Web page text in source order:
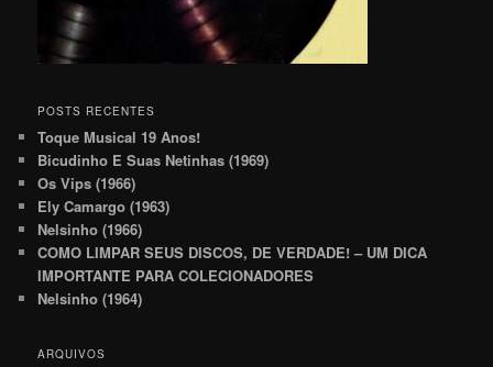
POSTS RECENTES
Toque Musical 19 Anos!
Bicudinho E Suas Netinhas (1969)
Os Vips (1966)
Ely Camargo (1963)
Nelsinho (1966)
COMO LIMPAR SEUS DISCOS, DE VERDADE! – UM DICA
IMPORTANTE PARA COLECIONADORES
Nelsinho (1964)
ARQUIVOS